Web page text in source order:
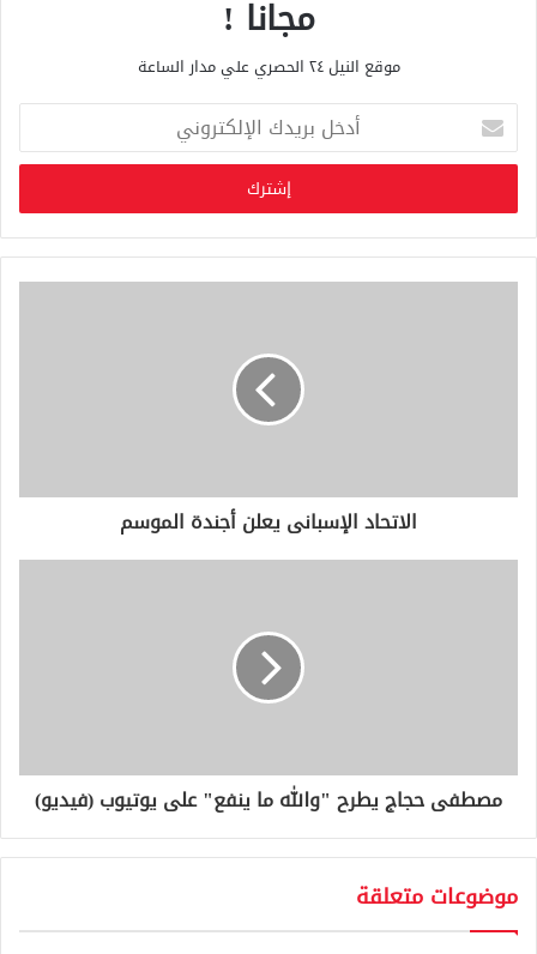
مجانا !
موقع النيل ٢٤ الحصري علي مدار الساعة
خ
ب
ر
ي
د
ر
ي
الاتحاد الإسبانى يعلن أجندة الموسم
مصطفى حجاج يطرح "والله ما ينفع" على يوتيوب (فيديو)
موضوعات متعلقة